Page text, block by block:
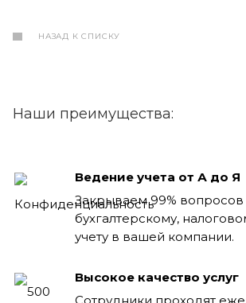
НАЗАД К СПИСКУ
Наши преимущества:
Ведение учета от А до Я
Закрываем 99% вопросов
бухгалтерскому,
учету в вашей компании.
Высокое качество услуг